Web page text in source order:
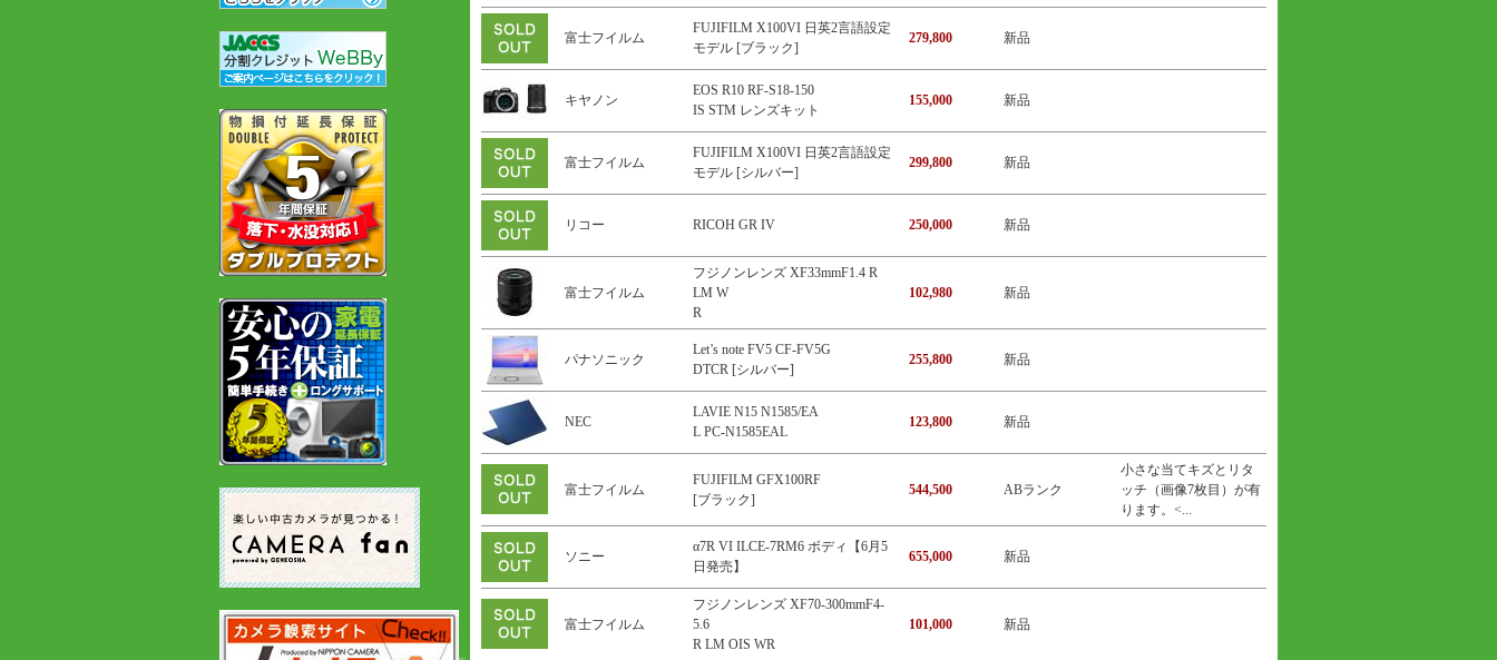
富士フイルム
FUJIFILM X100VI 日英2言語設定
モデル [ブラック]
279,800 新品
キヤノン
EOS R10 RF-S18-150
IS STM レンズキット
155,000 新品
富士フイルム
FUJIFILM X100VI 日英2言語設定
モデル [シルバー]
299,800 新品
リコー RICOH GR IV 250,000 新品
富士フイルム
フジノンレンズ XF33mmF1.4 R
LM W
R
102,980 新品
パナソニック
Let’s note FV5 CF-FV5G
DTCR [シルバー]
255,800 新品
NEC
LAVIE N15 N1585/EA
L PC-N1585EAL
123,800 新品
富士フイルム
FUJIFILM GFX100RF
[ブラック]
544,500 ABランク
小さな当てキズとリタ
ッチ（画像7枚目）が有
ります。<...
ソニー
α7R VI ILCE-7RM6 ボディ【6月5
日発売】
655,000 新品
富士フイルム
フジノンレンズ XF70-300mmF4-
5.6
R LM OIS WR
101,000 新品